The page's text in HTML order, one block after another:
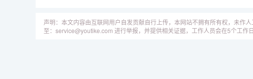
声明：本文内容由互联网用户自发贡献自行上传，本网站不拥有所有权，未作
至：service@youtike.com 进行举报，并提供相关证据，工作人员会在5个工作